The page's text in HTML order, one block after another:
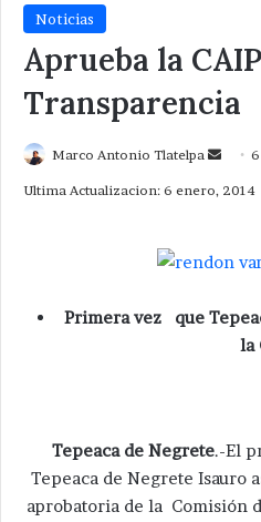
Noticias
Aprueba la
Transparencia
Marco Antonio Tlatelpa
Send
Ultima Actualizacion: 6 enero, 2014
Primera vez que
la
Tepeaca de Negrete.-El
Tepeaca de Negrete Isauro
aprobatoria de la Comisión